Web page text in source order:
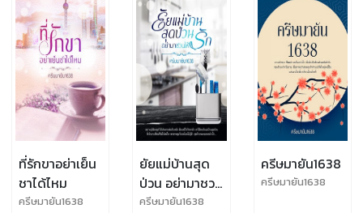
ที่รักขาอย่าเย็น
ชาได้ไหม
ครีษมายัน1638
ยัยแม่บ้านสุด
ป่วน อย่ามาชวน
ให้รัก
ครีษมายัน1638
ครีษมายัน1638
ครีษมายัน1638